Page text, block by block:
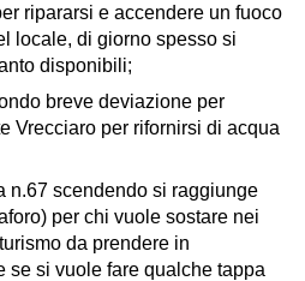
ripararsi e accendere un fuoco
locale, di giorno spesso si
disponibili;
breve deviazione per
Vrecciaro per rifornirsi di acqua
n.67 scendendo si raggiunge
per chi vuole sostare nei
da prendere in
se si vuole fare qualche tappa